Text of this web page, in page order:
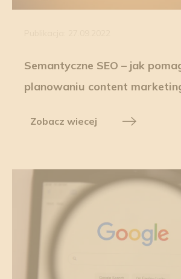
Semantyczne SEO – jak
planowaniu content
Zobacz wiecej